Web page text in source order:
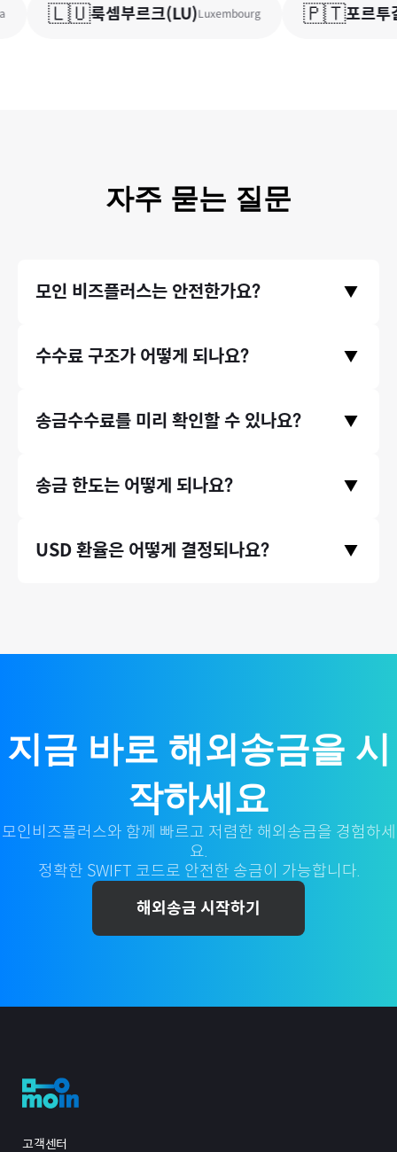
🇱🇺룩셈부르크(LU)Luxembourg 🇵🇹포르투갈
자주 묻는 질문
모인 비즈플러스는 안전한가요? ▼
의 모든 거래는 한국은행/금융감독원에 보고되며 감독 됩니다. 이
아니라, 지그재그, 에이블리와 같은 기업들에서도 모인 서비스를
수수료 구조가 어떻게 되나요? ▼
직 송금기관 수수료만 받고있습니다. 따라서 송금 시 발생하는 수
송금수수료를 미리 확인할 수 있나요? ▼
송금 국가와 원하시는 송금액을 입력하고 하단에 수수료 비교 영
있습니다.
송금 한도는 어떻게 되나요? ▼
액 없이 무제한으로 송금할 수 있습니다. (단, 태국 등 일부 국가의
USD 환율은 어떻게 결정되나요? ▼
지금 바로 해외송금을 시
작하세요
모인비즈플러스와 함께 빠르고 저렴한 해외송금을 경험하세
요.
정확한 SWIFT 코드로 안전한 송금이 가능합니다.
해외송금 시작하기
고객센터